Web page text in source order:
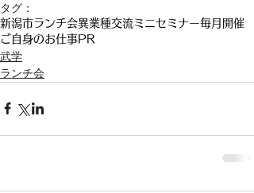
タグ：
新潟市ランチ会異業種交流ミニセミナー毎月開催
ご自身のお仕事PR
武学
ランチ会